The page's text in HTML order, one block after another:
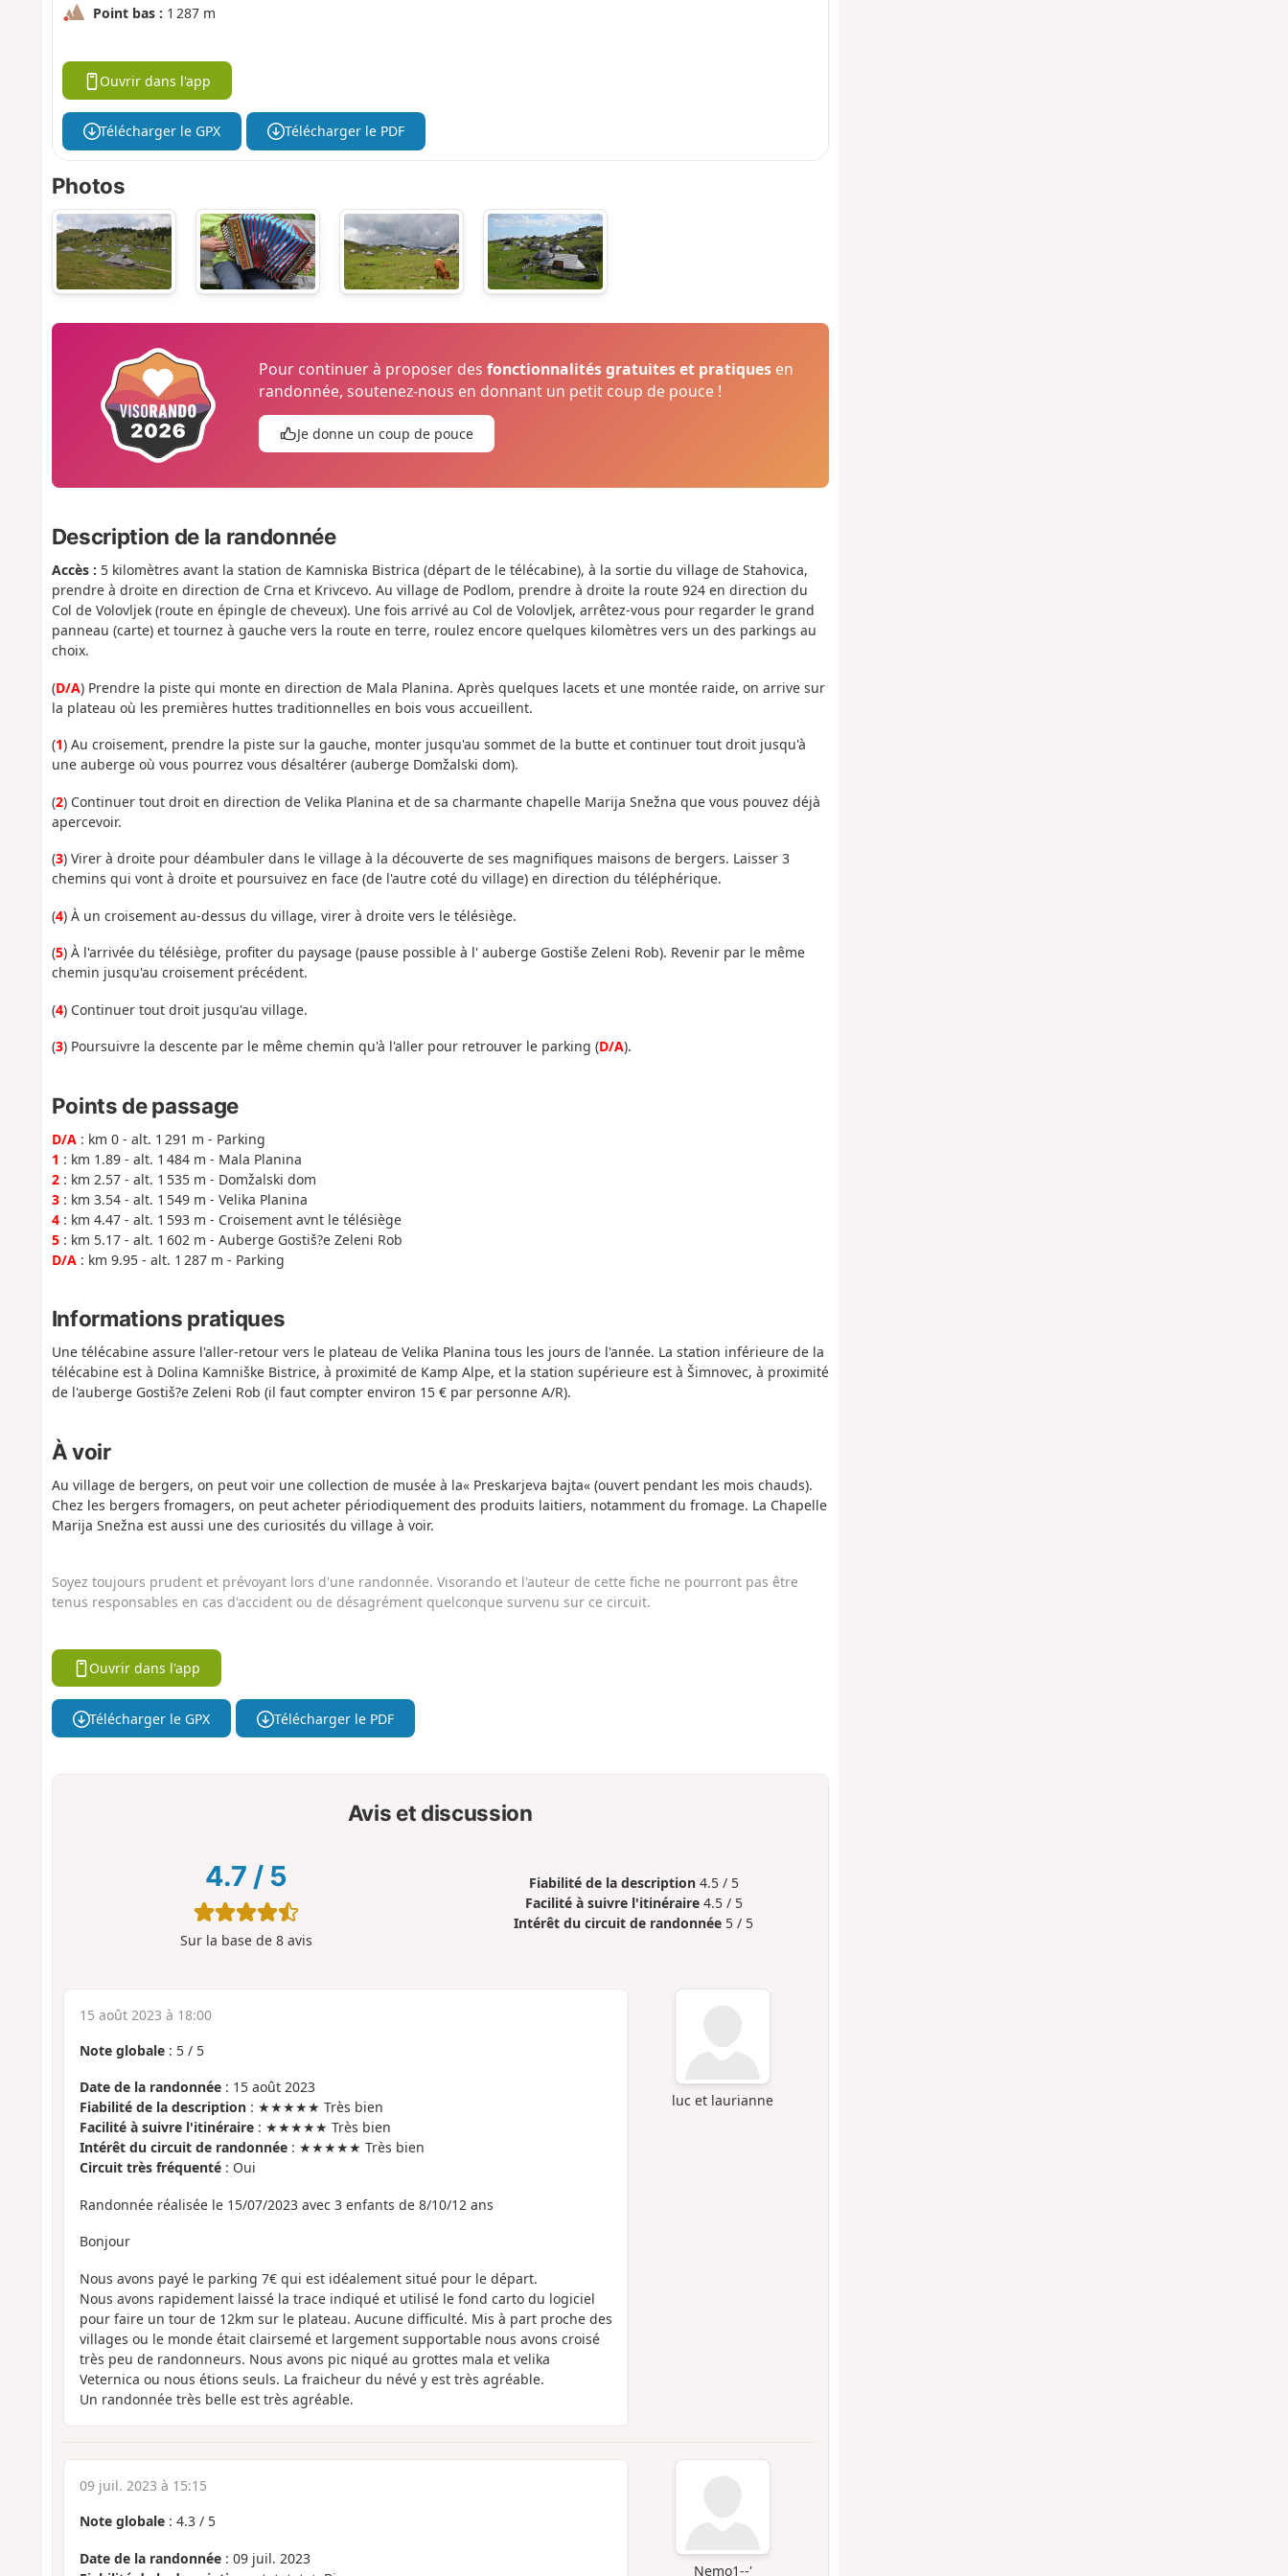
Point bas : 1 287 m
Ouvrir dans l'app
Télécharger le GPX Télécharger le PDF
Photos
Pour continuer à proposer desfonctionnalités gratuites et pratiques en
randonnée, soutenez-nous en donnant un petit coup de pouce !
Je donne un coup de pouce
Description de la randonnée
Accès : 5 kilomètres avant la station de Kamniska Bistrica (départ de le télécabine), à la sortie du village de Stahovica,
prendre à droite en direction de Crna et Krivcevo. Au village de Podlom, prendre à droite la route 924 en direction du
Col de Volovljek (route en épingle de cheveux). Une fois arrivé au Col de Volovljek, arrêtez-vous pour regarder le grand
panneau (carte) et tournez à gauche vers la route en terre, roulez encore quelques kilomètres vers un des parkings au
choix.
(D/A) Prendre la piste qui monte en direction de Mala Planina. Après quelques lacets et une montée raide, on arrive sur
la plateau où les premières huttes traditionnelles en bois vous accueillent.
(1) Au croisement, prendre la piste sur la gauche, monter jusqu'au sommet de la butte et continuer tout droit jusqu'à
une auberge où vous pourrez vous désaltérer (auberge Domžalski dom).
(2) Continuer tout droit en direction de Velika Planina et de sa charmante chapelle Marija Snežna que vous pouvez déjà
apercevoir.
(3) Virer à droite pour déambuler dans le village à la découverte de ses magnifiques maisons de bergers. Laisser 3
chemins qui vont à droite et poursuivez en face (de l'autre coté du village) en direction du téléphérique.
(4) À un croisement au-dessus du village, virer à droite vers le télésiège.
(5) À l'arrivée du télésiège, profiter du paysage (pause possible à l' auberge Gostiše Zeleni Rob). Revenir par le même
chemin jusqu'au croisement précédent.
(4) Continuer tout droit jusqu'au village.
(3) Poursuivre la descente par le même chemin qu'à l'aller pour retrouver le parking (D/A).
Points de passage
D/A: km 0 - alt. 1 291 m - Parking
1 : km 1.89 - alt. 1 484 m - Mala Planina
2: km 2.57 - alt. 1 535 m - Domžalski dom
3: km 3.54 - alt. 1 549 m - Velika Planina
4: km 4.47 - alt. 1 593 m - Croisement avnt le télésiège
5: km 5.17 - alt. 1 602 m - Auberge Gostiš?e Zeleni Rob
D/A: km 9.95 - alt. 1 287 m - Parking
Informations pratiques
Une télécabine assure l'aller-retour vers le plateau de Velika Planina tous les jours de l'année. La station inférieure de la
télécabine est à Dolina Kamniške Bistrice, à proximité de Kamp Alpe, et la station supérieure est à Šimnovec, à proximité
de l'auberge Gostiš?e Zeleni Rob (il faut compter environ 15 € par personne A/R).
À voir
Au village de bergers, on peut voir une collection de musée à la« Preskarjeva bajta« (ouvert pendant les mois chauds).
Chez les bergers fromagers, on peut acheter périodiquement des produits laitiers, notamment du fromage. La Chapelle
Marija Snežna est aussi une des curiosités du village à voir.
Soyez toujours prudent et prévoyant lors d'une randonnée. Visorando et l'auteur de cette fiche ne pourront pas être
tenus responsables en cas d'accident ou de désagrément quelconque survenu sur ce circuit.
Ouvrir dans l'app
Télécharger le GPX Télécharger le PDF
Avis et discussion
4.7 / 5
Sur la base de 8avis
Fiabilité de la description 4.5 / 5
Facilité à suivre l'itinéraire 4.5 / 5
Intérêt du circuit de randonnée 5 / 5
luc et laurianne
15 août 2023 à 18:00
Note globale: 5/ 5
Date de la randonnée: 15 août 2023
Fiabilité de la description: ★★★★★ Très bien
Facilité à suivre l'itinéraire: ★★★★★ Très bien
Intérêt du circuit de randonnée: ★★★★★ Très bien
Circuit très fréquenté: Oui
Randonnée réalisée le 15/07/2023 avec 3 enfants de 8/10/12 ans
Bonjour
Nous avons payé le parking 7€ qui est idéalement situé pour le départ.
Nous avons rapidement laissé la trace indiqué et utilisé le fond carto du logiciel
pour faire un tour de 12km sur le plateau. Aucune difficulté. Mis à part proche des
villages ou le monde était clairsemé et largement supportable nous avons croisé
très peu de randonneurs. Nous avons pic niqué au grottes mala et velika
Veternica ou nous étions seuls. La fraicheur du névé y est très agréable.
Un randonnée très belle est très agréable.
Nemo1--'
09 juil. 2023 à 15:15
Note globale: 4.3/ 5
Date de la randonnée: 09 juil. 2023